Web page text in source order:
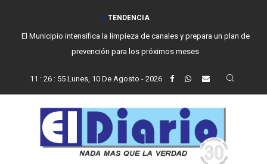
TENDENCIA
El Municipio intensifica la limpieza de canales y prepara un plan de
prevención para los próximos meses
11 : 26 : 56 Lunes, 10 De Agosto - 2026